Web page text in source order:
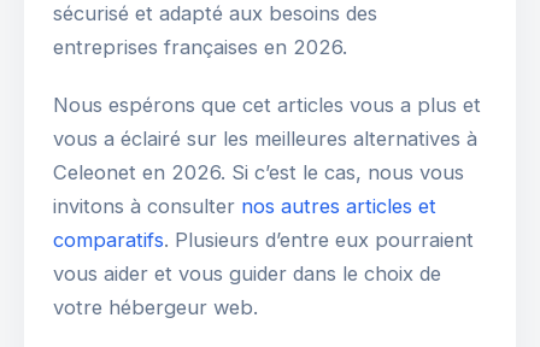
sécurisé et adapté aux besoins des
entreprises françaises en 2026.
Nous espérons que cet articles vous a plus et
vous a éclairé sur les meilleures alternatives à
Celeonet en 2026. Si c’est le cas, nous vous
invitons à consulter nos autres articles et
comparatifs. Plusieurs d’entre eux pourraient
vous aider et vous guider dans le choix de
votre hébergeur web.